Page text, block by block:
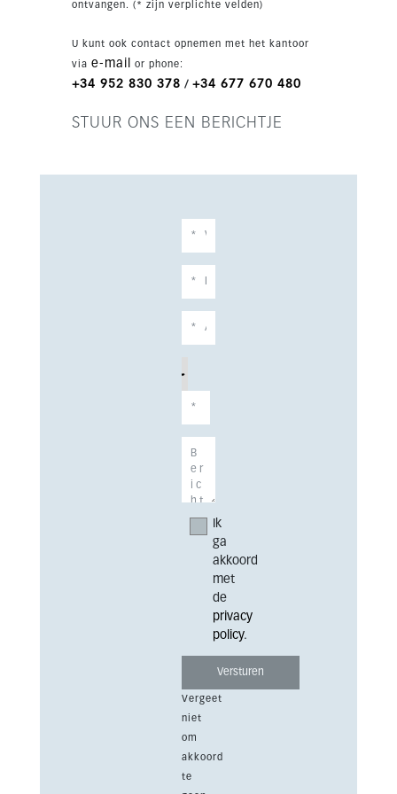
ontvangen. (* zijn verplichte velden)
U kunt ook contact opnemen met het kantoor
via e-mail or phone:
+34 952 830 378 / +34 677 670 480
STUUR ONS EEN BERICHTJE
Ik
ga
akkoord
met
de
privacy
policy.
Vergeet
niet
om
akkoord
te